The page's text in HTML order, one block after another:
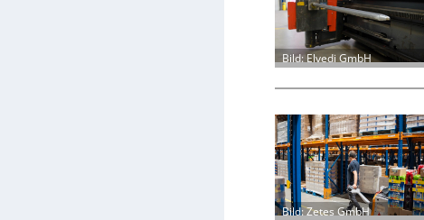
Bild: Elvedi GmbH
Bild: Zetes GmbH